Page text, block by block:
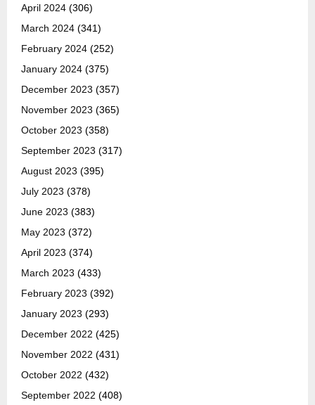
April 2024 (306)
March 2024 (341)
February 2024 (252)
January 2024 (375)
December 2023 (357)
November 2023 (365)
October 2023 (358)
September 2023 (317)
August 2023 (395)
July 2023 (378)
June 2023 (383)
May 2023 (372)
April 2023 (374)
March 2023 (433)
February 2023 (392)
January 2023 (293)
December 2022 (425)
November 2022 (431)
October 2022 (432)
September 2022 (408)